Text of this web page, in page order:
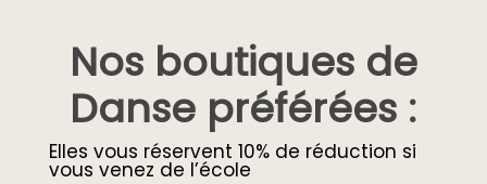
Nos boutiques de
Danse préférées :
Elles vous réservent 10% de réduction si
vous venez de l’école